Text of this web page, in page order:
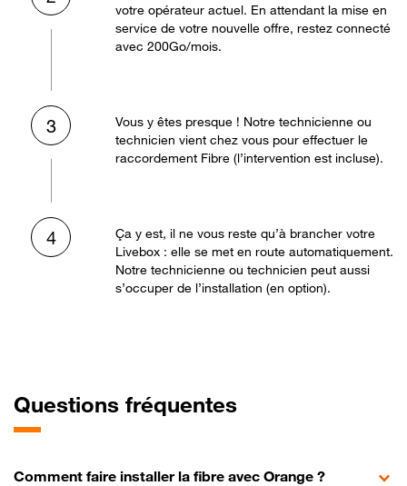
votre opérateur actuel. En attendant la mise en
service de votre nouvelle offre, restez connecté
avec 200Go/mois.
3
Vous y êtes presque ! Notre technicienne ou
technicien vient chez vous pour effectuer le
raccordement Fibre (l’intervention est incluse).
4
Ça y est, il ne vous reste qu’à brancher votre
Livebox : elle se met en route automatiquement.
Notre technicienne ou technicien peut aussi
s’occuper de l’installation (en option).
Questions fréquentes
Comment faire installer la fibre avec Orange ?